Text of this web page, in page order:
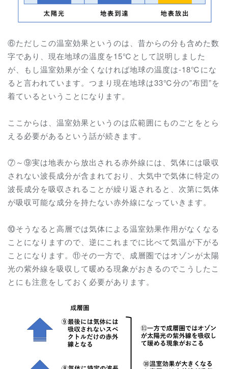
⑥ただしこの温室効果というのは、昔からの分も含めた数
字であり、現在地球の温度を15℃として説明しました
が、もし温室効果が全くなければ地球の温度は-18℃にな
ると言われています。つまり現在地球は33℃分の”布団”を
着ているということになります。
ここからは、温室効果というのは広範囲にものごとをとら
える必要があるという話が続きます。
⑦～⑨実は地表から放出される赤外線には、気体には吸収
されない波長成分が含まれており、大気中で気体に特定の
波長成分を吸収されることが繰り返されると、次第に気体
が吸収可能な成分を持たない赤外線になっていきます。
⑩そうなると高層では気体による温室効果作用がなくなる
ことになりますので、逆にこれまでに比べて気温が下がる
ことになります。⑪その一方で、成層圏ではオゾンが太陽
光の紫外線を吸収して暖める現象がおきるのでこうしたこ
とにも注意をしておく必要があります。